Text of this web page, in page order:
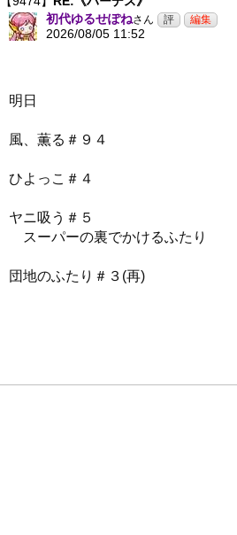
初代ゆるせぽねさん
2026/08/05 11:52
明日
風、薫る＃９４
ひよっこ＃４
ヤニ吸う＃５
スーパーの裏でかけるふたり
団地のふたり＃３(再)